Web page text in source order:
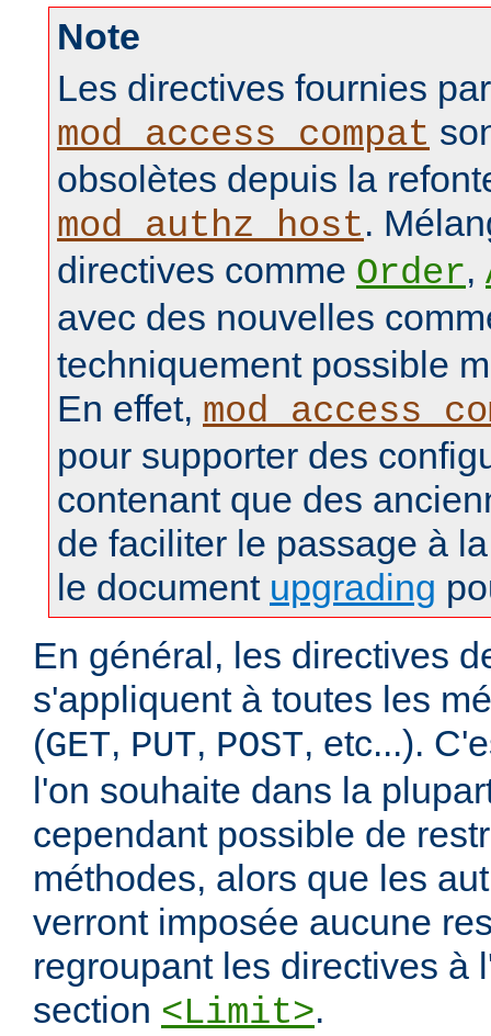
Note
Les directives fournies
mod_access_compat
obsolètes depuis la
mod_authz_host.
directives comme Order,
avec des nouvelles
techniquement possible
En effet,
pour supporter des
contenant que des
de faciliter le passage à
le document upgrading
En général, les directives
s'appliquent à toutes les
(GET, PUT, POST, etc...).
l'on souhaite dans la
cependant possible de
méthodes, alors que les
verront imposée aucune
regroupant les directives à
section <Limit>.